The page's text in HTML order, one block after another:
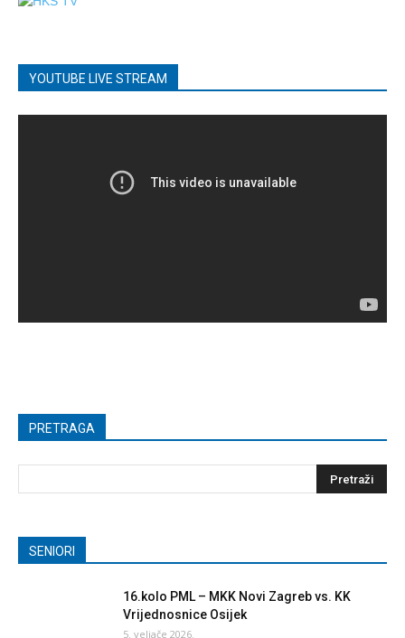
YOUTUBE LIVE STREAM
PRETRAGA
SENIORI
16.kolo PML – MKK Novi Zagreb vs. KK
Vrijednosnice Osijek
5. veljače 2026.